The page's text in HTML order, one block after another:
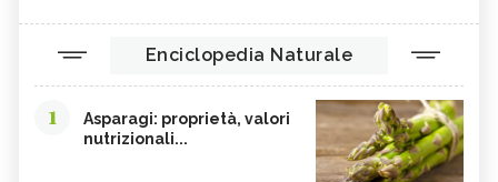
Enciclopedia Naturale
1
Asparagi: proprietà, valori
nutrizionali...